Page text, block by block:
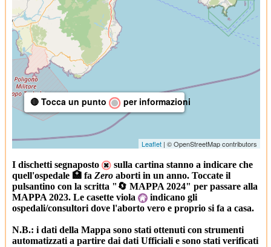
🔴 Tocca un punto per informazioni
Leaflet | © OpenStreetMap contributors
I dischetti segnaposto
sulla cartina stanno a indicare che
quell'ospedale 🏥 fa Zero aborti in un anno. Toccate il
pulsantino con la scritta "🔄 MAPPA 2024" per passare alla
MAPPA 2023. Le casette viola
indicano gli
ospedali/consultori dove l'aborto vero e proprio si fa a casa.
N.B.: i dati della Mappa sono stati ottenuti con strumenti
automatizzati a partire dai dati Ufficiali e sono stati verificati